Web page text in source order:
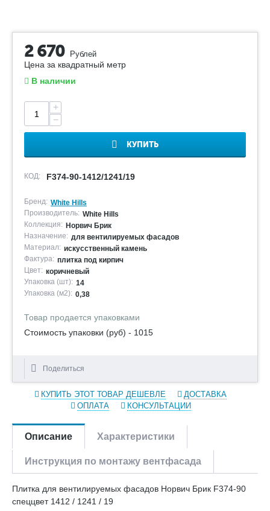
2 670 Рублей
Цена за квадратный метр
В наличии
+
−
КУПИТЬ
КОД: F374-90-1412/1241/19
Бренд: White Hills
Производитель: White Hills
Коллекция: Норвич Брик
Назначение: для вентилируемых фасадов
Материал: искусственный камень
Фактура: плитка под кирпич
Цвет: коричневый
Упаковка (шт): 14
Упаковка (м2): 0,38
Товар продается упаковками
Стоимость упаковки (руб) - 1015
Поделиться
КУПИТЬ ЭТОТ ТОВАР ДЕШЕВЛЕ
ДОСТАВКА
ОПЛАТА
КОНСУЛЬТАЦИИ
Описание Характеристики
Инструкция по монтажу вентфасада
Плитка для вентилируемых фасадов Норвич Брик F374-90
спеццвет 1412 / 1241 / 19